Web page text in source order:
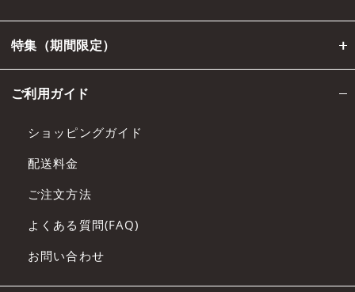
特集（期間限定）
ご利用ガイド
ショッピングガイド
配送料金
ご注文方法
よくある質問(FAQ)
お問い合わせ